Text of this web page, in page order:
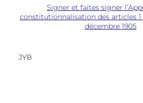
Signer et faites signer
constitutionnalisation des articles 1
décembre 1905
JYB